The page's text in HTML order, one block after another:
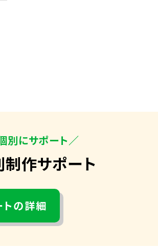
別にサポート／
作サポート
の詳細